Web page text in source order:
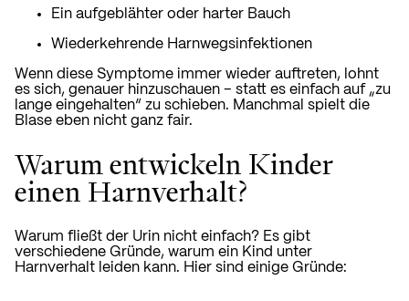
Ein aufgeblähter oder harter Bauch
Wiederkehrende Harnwegsinfektionen
Wenn diese Symptome immer wieder auftreten, lohnt
es sich, genauer hinzuschauen – statt es einfach auf „zu
lange eingehalten“ zu schieben. Manchmal spielt die
Blase eben nicht ganz fair.
Warum entwickeln Kinder
einen Harnverhalt?
Warum fließt der Urin nicht einfach? Es gibt
verschiedene Gründe, warum ein Kind unter
Harnverhalt leiden kann. Hier sind einige Gründe: